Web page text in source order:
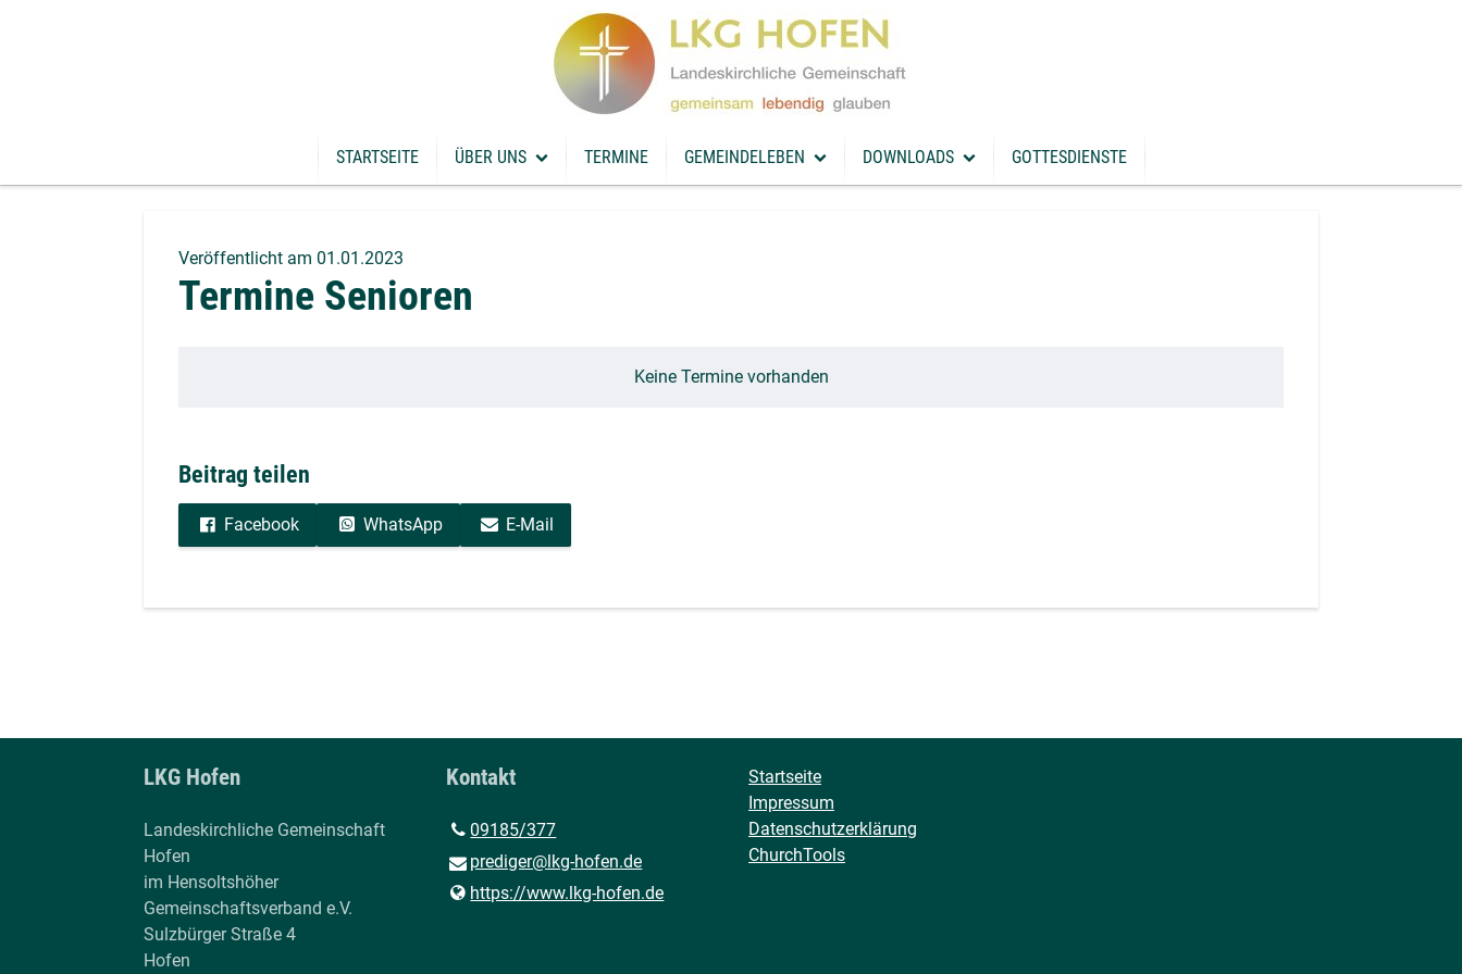
STARTSEITE ÜBER UNS
Gemeindeleitung
TERMINE GEMEINDELEBEN DOWNLOADS GOTTESDIENSTE
Veröffentlicht am 01.01.2023
Termine Senioren
Keine Termine vorhanden
Beitrag teilen
Facebook WhatsApp E-Mail
LKG Hofen
Landeskirchliche Gemeinschaft
Hofen
im Hensoltshöher
Gemeinschaftsverband e.V.
Sulzbürger Straße 4
Hofen
Kontakt
09185/377
prediger@​lkg-hofen.​de
https://www.​lkg-hofen.​de
Startseite
Impressum
Datenschutzerklärung
ChurchTools